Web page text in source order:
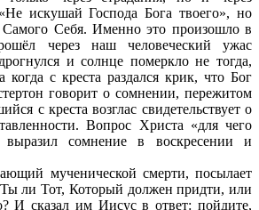
искушай Господа Бога твоего», но
Себя. Именно это произошло в
через наш человеческий ужас
и солнце померкло не тогда,
когда с креста раздался крик, что Бог
говорит о сомнении, пережитом
с креста возглас свидетельствует о
Вопрос Христа «для чего
сомнение в воскресении и
мученической смерти, посылает
ли Тот, Который должен придти, или
И сказал им Иисус в ответ: пойдите,